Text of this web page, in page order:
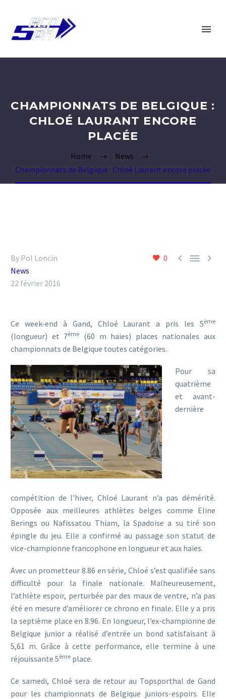
CHAMPIONNATS DE BELGIQUE :
CHLOÉ LAURANT ENCORE
PLACÉE
Home
News
Championnats de Belgique : Chloé Laurant encore placée
0   
By Pol Loncin
News
22 février 2016
Ce week-end à Gand, Chloé Laurant a pris les 5ème
(longueur) et 7ème
(60 m haies) places nationales aux
championnats de Belgique toutes catégories.
Pour sa
quatrième
et avant-
dernière
compétition de l’hiver, Chloé Laurant n’a pas démérité.
Opposée aux meilleures athlètes belges comme Eline
Berings ou Nafissatou Thiam, la Spadoise a su tiré son
épingle du jeu. Elle a confirmé au passage son statut de
vice-championne francophone en longueur et aux haies.
Avec un prometteur 8.86 en série, Chloé s’est qualifiée sans
difficulté pour la finale nationale. Malheureusement,
l’athlète espoir, perturbée par des maux de ventre, n’a pas
été en mesure d’améliorer ce chrono en finale. Elle y a pris
la septième place en 8.96. En longueur, l’ex-championne de
Belgique junior a réalisé d’entrée un bond satisfaisant à
5,61 m. Grâce à cette performance, elle termine à une
réjouissante 5ème place.
Ce samedi, Chloé sera de retour au Topsporthal de Gand
pour les championnats de Belgique juniors-espoirs. Elle